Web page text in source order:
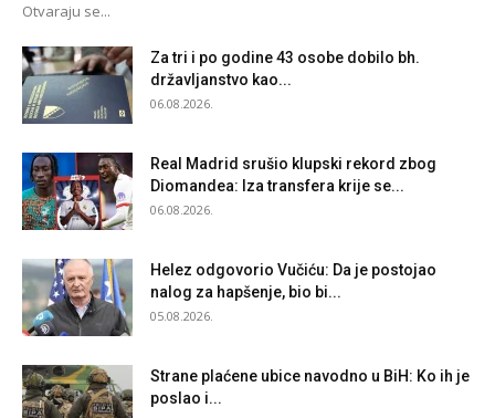
Otvaraju se...
Za tri i po godine 43 osobe dobilo bh.
državljanstvo kao...
06.08.2026.
Real Madrid srušio klupski rekord zbog
Diomandea: Iza transfera krije se...
06.08.2026.
Helez odgovorio Vučiću: Da je postojao
nalog za hapšenje, bio bi...
05.08.2026.
Strane plaćene ubice navodno u BiH: Ko ih je
poslao i...